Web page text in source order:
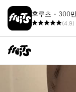
후루츠 - 300
(4.9)